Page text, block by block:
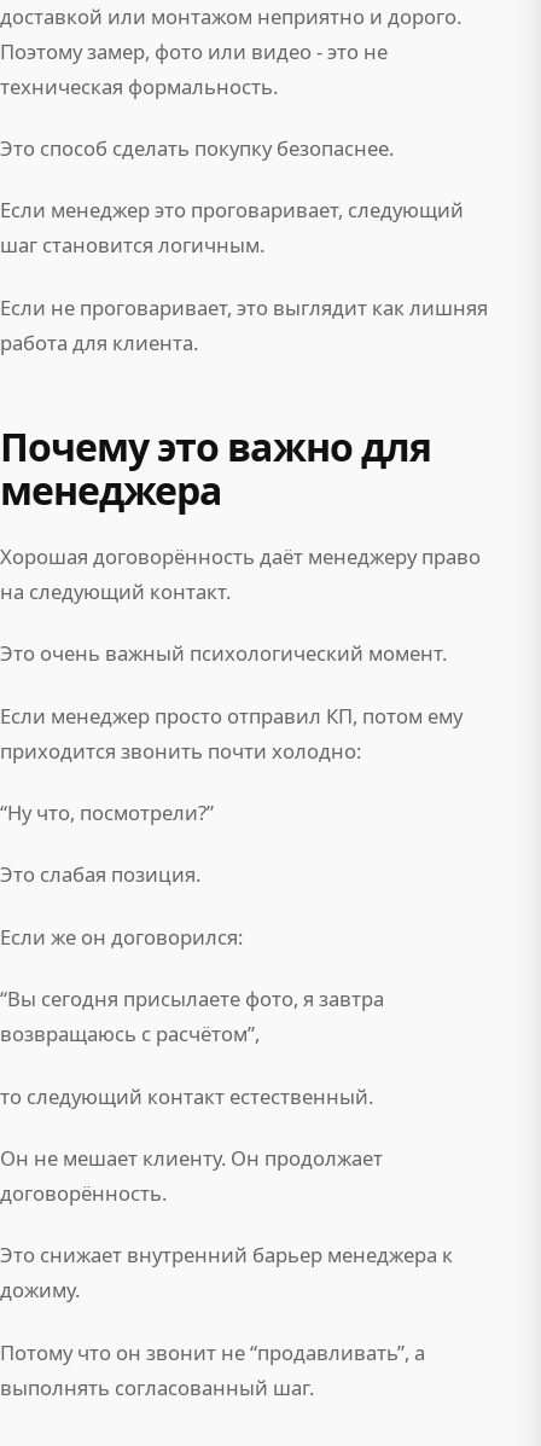
доставкой или монтажом неприятно и дорого.
Поэтому замер, фото или видео - это не
техническая формальность.
Это способ сделать покупку безопаснее.
Если менеджер это проговаривает, следующий
шаг становится логичным.
Если не проговаривает, это выглядит как лишняя
работа для клиента.
Почему это важно для
менеджера
Хорошая договорённость даёт менеджеру право
на следующий контакт.
Это очень важный психологический момент.
Если менеджер просто отправил КП, потом ему
приходится звонить почти холодно:
“Ну что, посмотрели?”
Это слабая позиция.
Если же он договорился:
“Вы сегодня присылаете фото, я завтра
возвращаюсь с расчётом”,
то следующий контакт естественный.
Он не мешает клиенту. Он продолжает
договорённость.
Это снижает внутренний барьер менеджера к
дожиму.
Потому что он звонит не “продавливать”, а
выполнять согласованный шаг.